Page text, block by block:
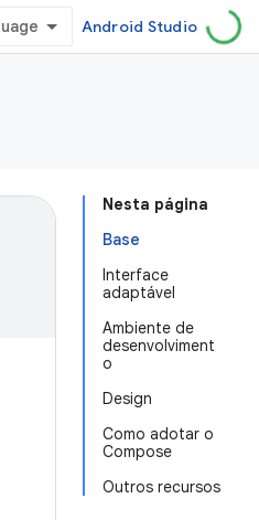
Android Studio
Nesta página
Base
Interface
adaptável
Ambiente de
desenvolviment
o
Design
Como adotar o
Compose
Outros recursos